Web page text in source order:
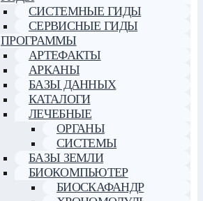
СИСТЕМНЫЕ ГИДЫ
СЕРВИСНЫЕ ГИДЫ
ПРОГРАММЫ
АРТЕФАКТЫ
АРКАНЫ
БАЗЫ ДАННЫХ
КАТАЛОГИ
ЛЕЧЕБНЫЕ
ОРГАНЫ
СИСТЕМЫ
БАЗЫ ЗЕМЛИ
БИОКОМПЬЮТЕР
БИОСКАФАНДР